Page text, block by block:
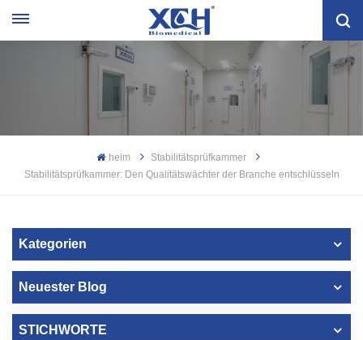
heim
Stabilitätsprüfkammer
Stabilitätsprüfkammer: Den Qualitätswächter der Branche entschlüsseln
Kategorien
Neuester Blog
STICHWORTE